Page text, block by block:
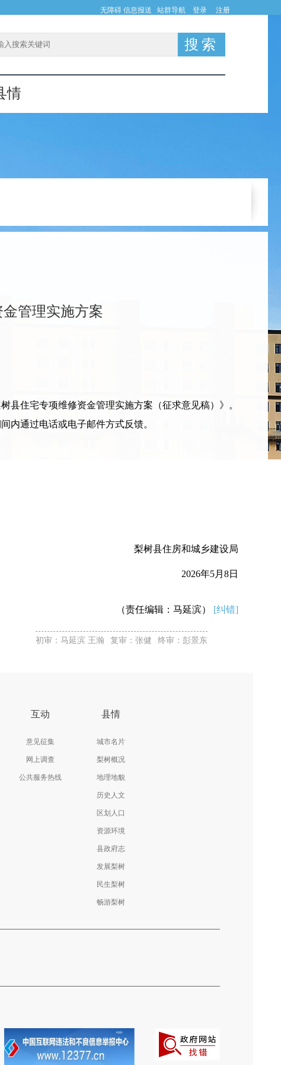
无障碍 信息报送 站群导航 登录 注册
情
管理实施方案
住宅专项维修资金管理实施方案（征求意见稿）》。
内通过电话或电子邮件方式反馈。
梨树县住房和城乡建设局
2026年5月8日
（责任编辑：马延滨） [纠错]
初审：马延滨 王瀚 复审：张健 终审：彭景东
互动
意见征集
网上调查
公共服务热线
县情
城市名片
梨树概况
地理地貌
历史人文
区划人口
资源环境
县政府志
发展梨树
民生梨树
畅游梨树